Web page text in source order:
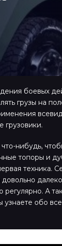
боевых
грузы на
грузовики.
нибудь,
топоры и
техника.
А
обо